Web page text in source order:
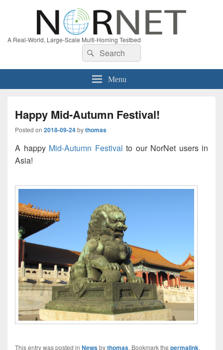
A Real-World, Large-Scale Multi-Homing Testbed
Search
for:
Search
Menu
Happy Mid-Autumn Festival!
Posted on 2018-09-24bythomas
A happy Mid-Autumn Festival to our NorNet users in
Asia!
This entry was posted in Newsbythomas. Bookmark the permalink.